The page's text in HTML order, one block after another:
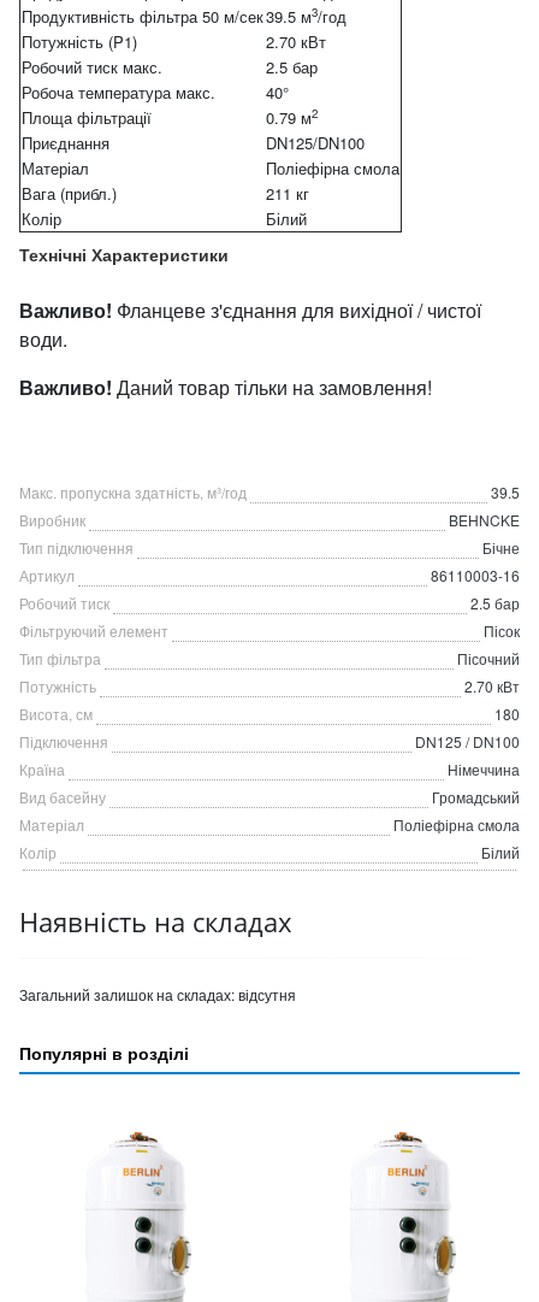
Технічні Характеристики
Продуктивність фільтра 50 м/сек39.5 м3/год
Потужність (P1)
2.70 кВт
Робочий тиск макс.
2.5 бар
Робоча температура макс.
40°
Площа фільтрації
0.79 м2
Приєднання
DN125/DN100
Матеріал
Поліефірна смола
Вага (прибл.)
211 кг
Колір
Білий
Важливо! Фланцеве з'єднання для вихідної / чистої
води.
Важливо! Даний товар тільки на замовлення!
Макс. пропускна здатність, м³/год
39.5
Виробник
BEHNCKE
Тип підключення
Бічне
Артикул
86110003-16
Робочий тиск
2.5 бар
Фільтруючий елемент
Пісок
Тип фільтра
Пісочний
Потужність
2.70 кВт
Висота, см
180
Підключення
DN125 / DN100
Країна
Німеччина
Вид басейну
Громадський
Матеріал
Поліефірна смола
Колір
Білий
Наявність на складах
Загальний залишок на складах:відсутня
Популярні в розділі